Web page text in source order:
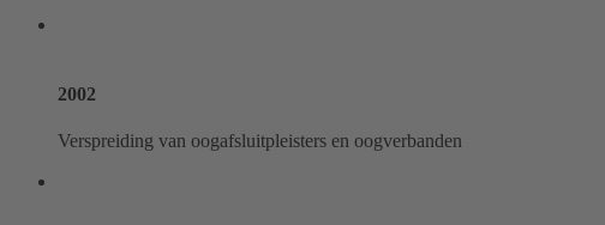
2002
Verspreiding van oogafsluitpleisters en oogverbanden